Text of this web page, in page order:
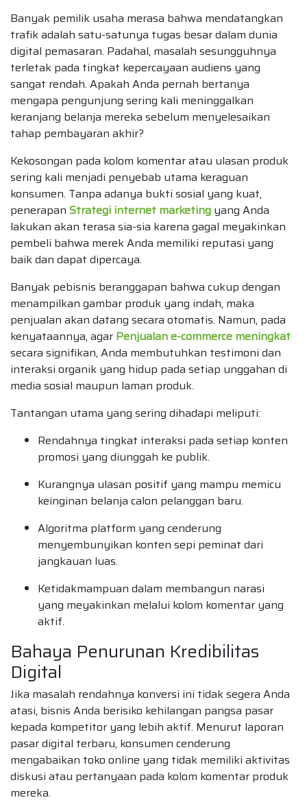
Banyak pemilik usaha merasa bahwa mendatangkan
trafik adalah satu-satunya tugas besar dalam dunia
digital pemasaran. Padahal, masalah sesungguhnya
terletak pada tingkat kepercayaan audiens yang
sangat rendah. Apakah Anda pernah bertanya
mengapa pengunjung sering kali meninggalkan
keranjang belanja mereka sebelum menyelesaikan
tahap pembayaran akhir?
Kekosongan pada kolom komentar atau ulasan produk
sering kali menjadi penyebab utama keraguan
konsumen. Tanpa adanya bukti sosial yang kuat,
penerapan Strategi internet marketing yang Anda
lakukan akan terasa sia-sia karena gagal meyakinkan
pembeli bahwa merek Anda memiliki reputasi yang
baik dan dapat dipercaya.
Banyak pebisnis beranggapan bahwa cukup dengan
menampilkan gambar produk yang indah, maka
penjualan akan datang secara otomatis. Namun, pada
kenyataannya, agar Penjualan e-commerce meningkat
secara signifikan, Anda membutuhkan testimoni dan
interaksi organik yang hidup pada setiap unggahan di
media sosial maupun laman produk.
Tantangan utama yang sering dihadapi meliputi:
Rendahnya tingkat interaksi pada setiap konten
promosi yang diunggah ke publik.
Kurangnya ulasan positif yang mampu memicu
keinginan belanja calon pelanggan baru.
Algoritma platform yang cenderung
menyembunyikan konten sepi peminat dari
jangkauan luas.
Ketidakmampuan dalam membangun narasi
yang meyakinkan melalui kolom komentar yang
aktif.
Bahaya Penurunan Kredibilitas
Digital
Jika masalah rendahnya konversi ini tidak segera Anda
atasi, bisnis Anda berisiko kehilangan pangsa pasar
kepada kompetitor yang lebih aktif. Menurut laporan
pasar digital terbaru, konsumen cenderung
mengabaikan toko online yang tidak memiliki aktivitas
diskusi atau pertanyaan pada kolom komentar produk
mereka.